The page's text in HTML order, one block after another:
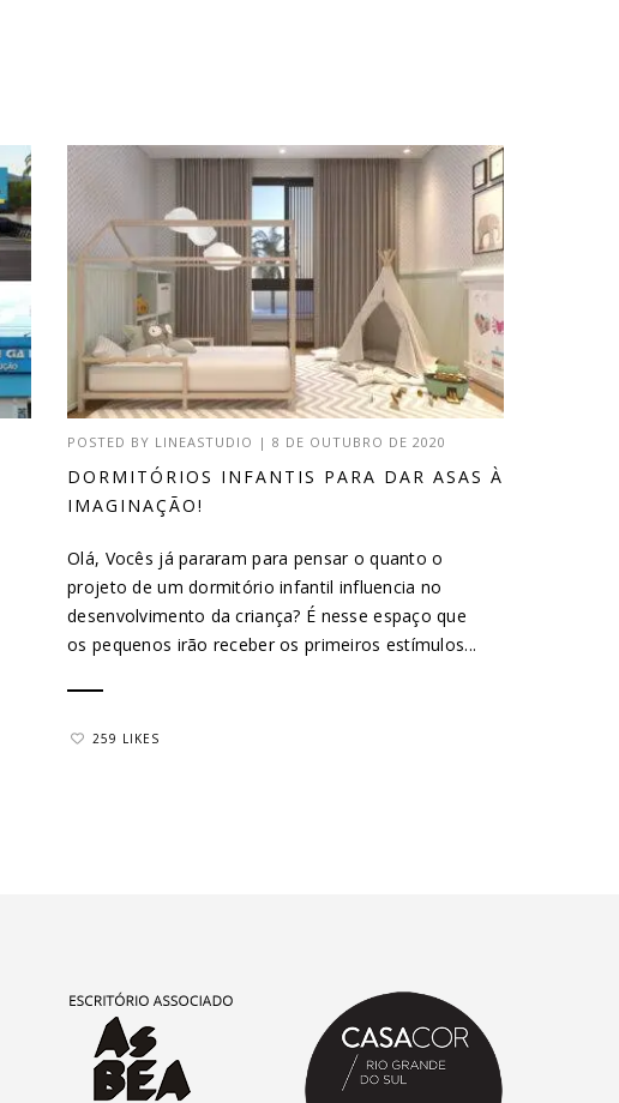
POSTED BY LINEASTUDIO |8 DE OUTUBRO DE 2020
DORMITÓRIOS INFANTIS PARA DAR ASAS À
IMAGINAÇÃO!
Olá, Vocês já pararam para pensar o quanto o
projeto de um dormitório infantil influencia no
desenvolvimento da criança? É nesse espaço que
os pequenos irão receber os primeiros estímulos...
259 LIKES